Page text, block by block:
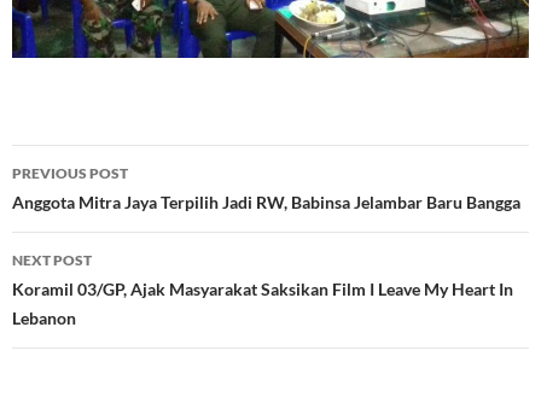
Post
navigation
PREVIOUS POST
Anggota Mitra Jaya Terpilih Jadi RW, Babinsa Jelambar Baru Bangga
NEXT POST
Koramil 03/GP, Ajak Masyarakat Saksikan Film I Leave My Heart In
Lebanon